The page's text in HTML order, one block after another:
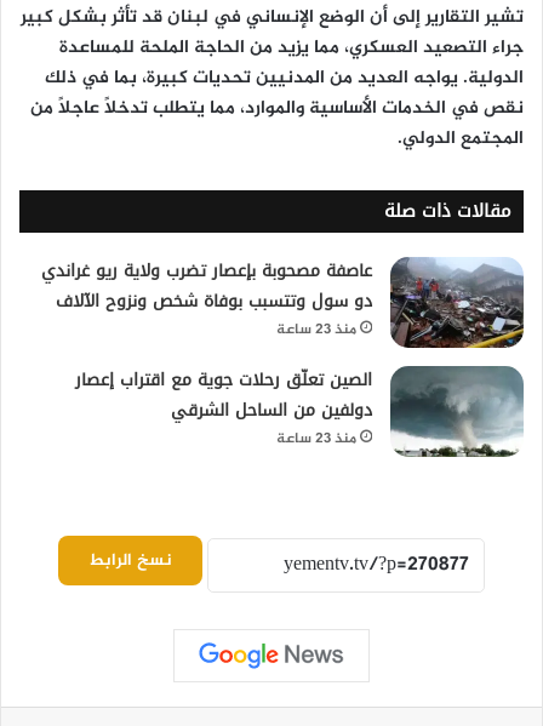
تشير التقارير إلى أن الوضع الإنساني في لبنان قد تأثر بشكل كبير
جراء التصعيد العسكري، مما يزيد من الحاجة الملحة للمساعدة
الدولية. يواجه العديد من المدنيين تحديات كبيرة، بما في ذلك
نقص في الخدمات الأساسية والموارد، مما يتطلب تدخلاً عاجلاً من
المجتمع الدولي.
مقالات ذات صلة
عاصفة مصحوبة بإعصار تضرب ولاية ريو غراندي
دو سول وتتسبب بوفاة شخص ونزوح الآلاف
منذ 23 ساعة
الصين تعلّق رحلات جوية مع اقتراب إعصار
دولفين من الساحل الشرقي
منذ 23 ساعة
نسخ الرابط